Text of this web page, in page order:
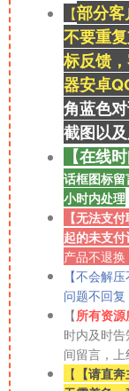
【部分
不要重
标反馈
器安卓
角蓝色
截图以
【在线
话框图标
小时内处理
【无法支
起的未支付
产品不退换
【不会解
问题不回
【所有资
时内及时
间留言，上
【 【请直